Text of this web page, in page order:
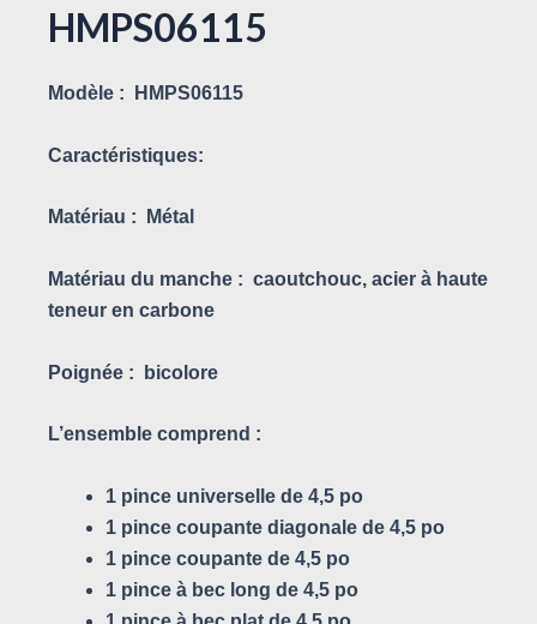
HMPS06115
Modèle : HMPS06115
Caractéristiques:
Matériau : Métal
Matériau du manche : caoutchouc, acier à haute
teneur en carbone
Poignée : bicolore
L’ensemble comprend :
1 pince universelle de 4,5 po
1 pince coupante diagonale de 4,5 po
1 pince coupante de 4,5 po
1 pince à bec long de 4,5 po